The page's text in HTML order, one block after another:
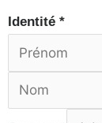
Identité *